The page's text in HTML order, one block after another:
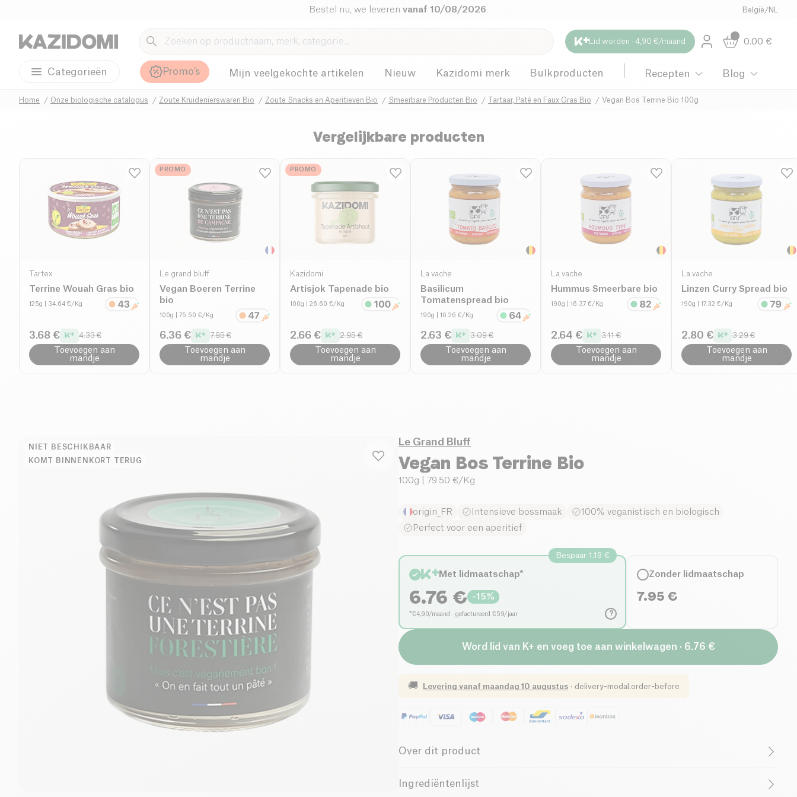
Bestel nu, we leveren vanaf 10/08/2026 België /NL
Lid worden · 4,90 €/maand 0.00 €
Categorieën Promo's Mijn veelgekochte artikelen Nieuw Kazidomi merk Bulkproducten Recepten Blog
Home Onze biologische catalogus Zoute Kruidenierswaren Bio Zoute Snacks en Aperitieven Bio Smeerbare Producten Bio Tartaar, Paté en Faux Gras Bio Vegan Bos Terrine Bio 100g
Vergelijkbare producten
Tartex
Terrine Wouah Gras bio
125g | 34.64 €/Kg
3.68 € 4.33 €
Toevoegen aan
mandje
PROMO
Le grand bluff
Vegan Boeren Terrine
bio
100g | 75.50 €/Kg
6.36 € 7.95 €
Toevoegen aan
mandje
PROMO
Kazidomi
Artisjok Tapenade bio
100g | 26.60 €/Kg
2.66 € 2.95 €
Toevoegen aan
mandje
La vache
Basilicum
Tomatenspread bio
190g | 16.26 €/Kg
2.63 € 3.09 €
Toevoegen aan
mandje
La vache
Hummus Smeerbare bio
190g | 16.37 €/Kg
2.64 € 3.11 €
Toevoegen aan
mandje
La vache
Linzen Curry Spread bio
190g | 17.32 €/Kg
2.80 € 3.29 €
Toevoegen aan
mandje
NIET BESCHIKBAAR
KOMT BINNENKORT TERUG
Le Grand Bluff
Vegan Bos Terrine Bio
100g | 79.50 €/Kg
origin_FR Intensieve bossmaak
100% veganistisch en biologisch
Perfect voor een aperitief
?
Bespaar 1.19 €
Met lidmaatschap*
6.76 € -15%
*€4,90/maand · gefactureerd €59/jaar
Zonder lidmaatschap
7.95 €
Word lid van K+ en voeg toe aan winkelwagen · 6.76 €
🚚 Levering vanaf maandag 10 augustus · delivery-modal.order-before
Over dit product
Vegan Biologisch
Ingrediëntenlijst